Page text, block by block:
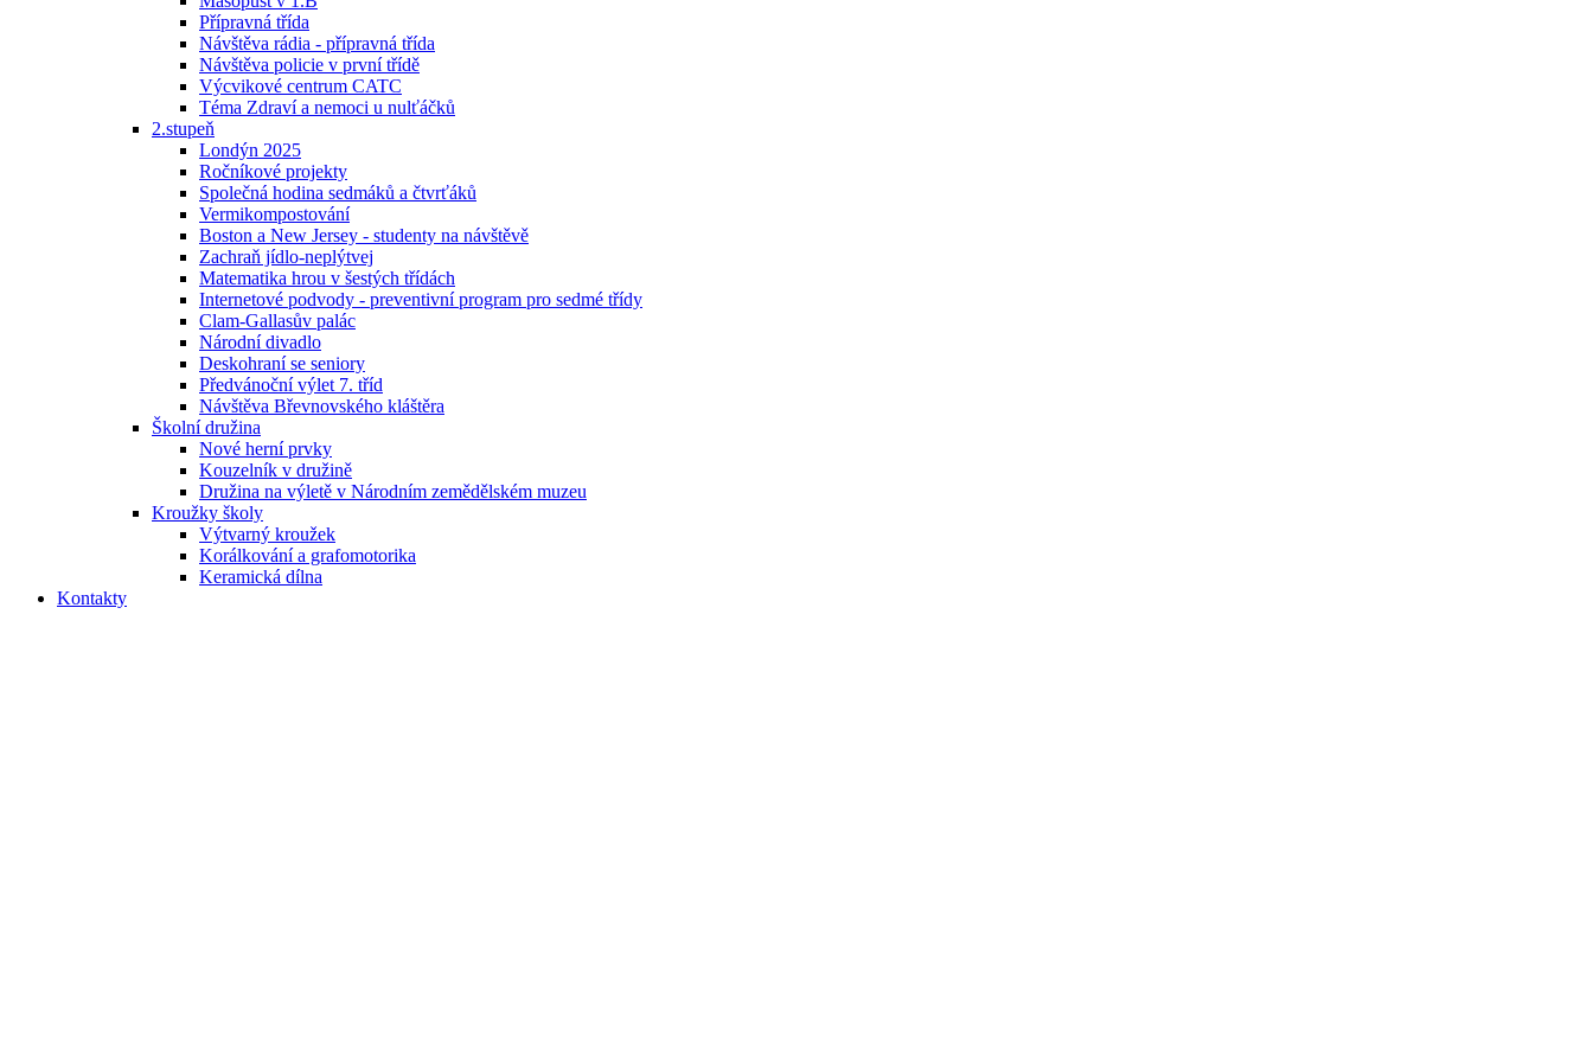
Přípravná třída
Návštěva rádia - přípravná třída
Návštěva policie v první třídě
Výcvikové centrum CATC
Téma Zdraví a nemoci u nulťáčků
2.stupeň
Londýn 2025
Ročníkové projekty
Společná hodina sedmáků a čtvrťáků
Vermikompostování
Boston a New Jersey - studenty na návštěvě
Zachraň jídlo-neplýtvej
Matematika hrou v šestých třídách
Internetové podvody - preventivní program pro sedmé třídy
Clam-Gallasův palác
Národní divadlo
Deskohraní se seniory
Předvánoční výlet 7. tříd
Návštěva Břevnovského kláštěra
Školní družina
Nové herní prvky
Kouzelník v družině
Družina na výletě v Národním zemědělském muzeu
Kroužky školy
Výtvarný kroužek
Korálkování a grafomotorika
Keramická dílna
Kontakty